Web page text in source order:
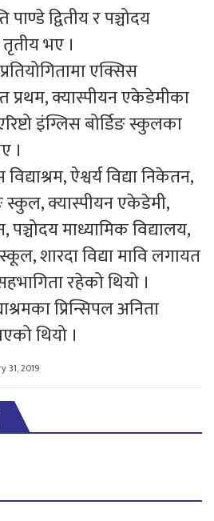
द्वितीय र पञ्चोदय
भए ।
एक्सिस
प्रथम, क्यास्पीयन एकेडेमीका
इंग्लिस बोर्डिङ स्कुलका
।
ऐश्वर्य विद्या निकेतन,
स्कुल, क्यास्पीयन एकेडेमी,
माध्यामिक विद्यालय,
शारदा विद्या मावि लगायत
रहेको थियो ।
प्रिन्सिपल अनिता
थियो ।
31, 2019